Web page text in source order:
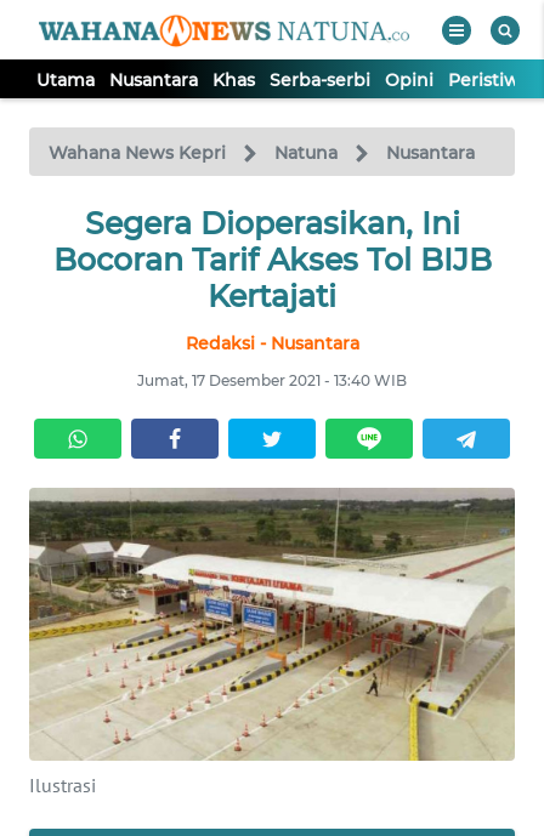
Utama Nusantara Khas Serba-serbi Opini Peristiwa
Wahana News Kepri Natuna Nusantara
Segera Dioperasikan, Ini
Bocoran Tarif Akses Tol BIJB
Kertajati
Redaksi - Nusantara
Jumat, 17 Desember 2021 - 13:40 WIB
Ilustrasi
TV
Tutup
UTAMA
SERBA-
SERBI
OPINI
PERISTIWA
NATUNA
BINTAN
Informasi